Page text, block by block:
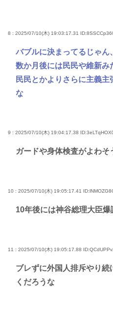
8 : 2025/07/10(木) 19:03:17.31
バブルに決まってるじゃん
数か月後には民民や維新み
民民とかよりさらに主義
な
9 : 2025/07/10(木) 19:04:17.38
ガードや身体検査がよわそ
10 : 2025/07/10(木) 19:05:17.41
10年後には神谷総理大臣爆
11 : 2025/07/10(木) 19:05:17.88
ブレずに外国人排斥やり
くだろうな